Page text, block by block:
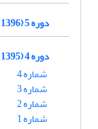
دوره 5 (1396)
دوره 4 (1395)
شماره 4
شماره 3
شماره 2
شماره 1